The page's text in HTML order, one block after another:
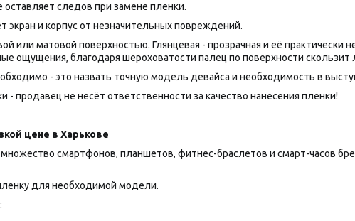
следов при замене пленки.
и корпус от незначительных повреждений.
матовой поверхностью. Глянцевая - прозрачная и её практически
ощущения, благодаря шероховатости палец по поверхности скользит
- это назвать точную модель девайса и необходимость в
- продавец не несёт ответственности за качество нанесения пленки!
цене в Харькове
смартфонов, планшетов, фитнес-браслетов и смарт-часов
для необходимой модели.